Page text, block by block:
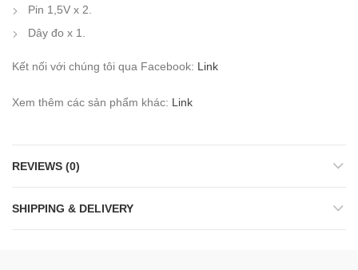
Pin 1,5V x 2.
Dây đo x 1.
Kết nối với chúng tôi qua Facebook: Link
Xem thêm các sản phẩm khác: Link
REVIEWS (0)
SHIPPING & DELIVERY